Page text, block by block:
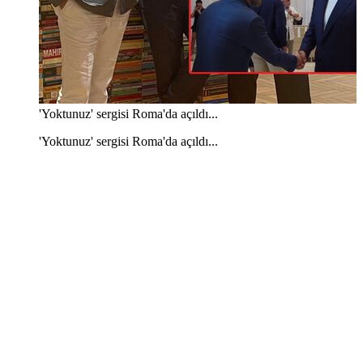
'Yoktunuz' sergisi Roma'da açıldı...
'Yoktunuz' sergisi Roma'da açıldı...